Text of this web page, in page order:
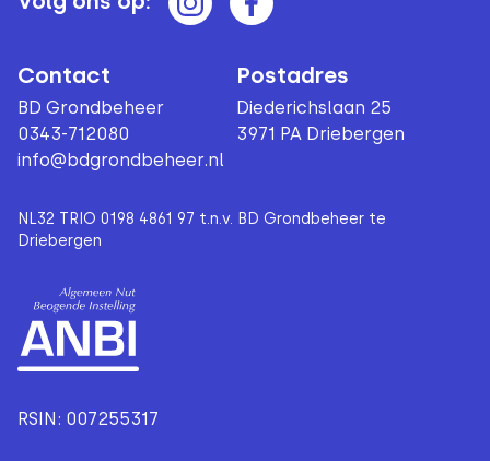
Contact
BD Grondbeheer
0343-712080
info@bdgrondbeheer.nl
Postadres
Diederichslaan 25
3971 PA Driebergen
NL32 TRIO 0198 4861 97 t.n.v. BD Grondbeheer te
Driebergen
RSIN: 007255317